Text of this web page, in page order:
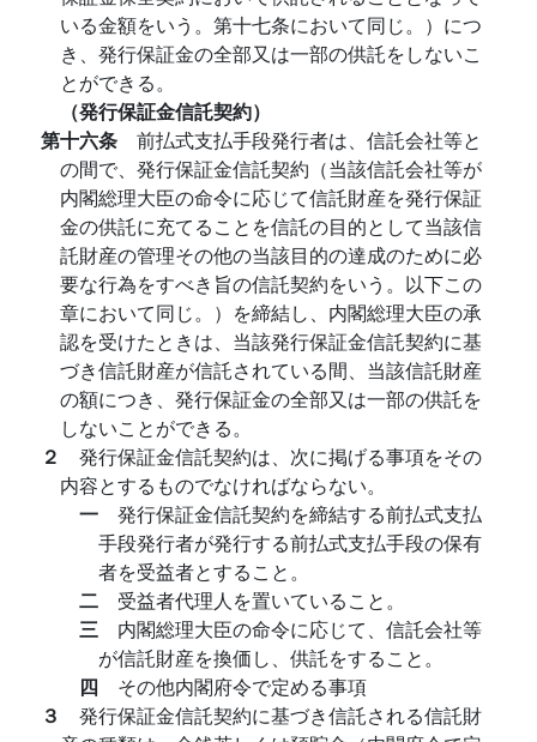
いる金額をいう。第十七条において同じ。）につ
き、発行保証金の全部又は一部の供託をしないこ
とができる。
（発行保証金信託契約）
第十六条 前払式支払手段発行者は、信託会社等と
の間で、発行保証金信託契約（当該信託会社等が
内閣総理大臣の命令に応じて信託財産を発行保証
金の供託に充てることを信託の目的として当該信
託財産の管理その他の当該目的の達成のために必
要な行為をすべき旨の信託契約をいう。以下この
章において同じ。）を締結し、内閣総理大臣の承
認を受けたときは、当該発行保証金信託契約に基
づき信託財産が信託されている間、当該信託財産
の額につき、発行保証金の全部又は一部の供託を
しないことができる。
２ 発行保証金信託契約は、次に掲げる事項をその
内容とするものでなければならない。
一 発行保証金信託契約を締結する前払式支払
手段発行者が発行する前払式支払手段の保有
者を受益者とすること。
二 受益者代理人を置いていること。
三 内閣総理大臣の命令に応じて、信託会社等
が信託財産を換価し、供託をすること。
四 その他内閣府令で定める事項
３ 発行保証金信託契約に基づき信託される信託財